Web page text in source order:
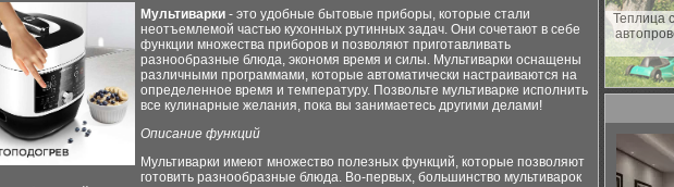
Мультиварки - это удобные бытовые приборы, которые стали
неотъемлемой частью кухонных рутинных задач. Они сочетают в себе
функции множества приборов и позволяют приготавливать
разнообразные блюда, экономя время и силы. Мультиварки оснащены
различными программами, которые автоматически настраиваются на
определенное время и температуру. Позвольте мультиварке исполнить
все кулинарные желания, пока вы занимаетесь другими делами!
Описание функций
Мультиварки имеют множество полезных функций, которые позволяют
готовить разнообразные блюда. Во-первых, большинство мультиварок
Теплица